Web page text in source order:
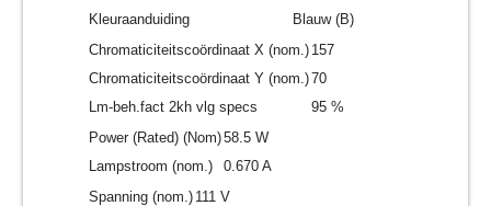
Kleuraanduiding
Blauw (B)
Chromaticiteitscoördinaat X (nom.) 157
Chromaticiteitscoördinaat Y (nom.)70
Lm-beh.fact 2kh vlg specs
95 %
Power (Rated) (Nom)58.5 W
Lampstroom (nom.)
0.670 A
Spanning (nom.) 111 V